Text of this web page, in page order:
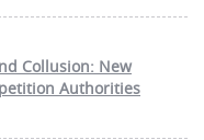
Collusion: New
Authorities